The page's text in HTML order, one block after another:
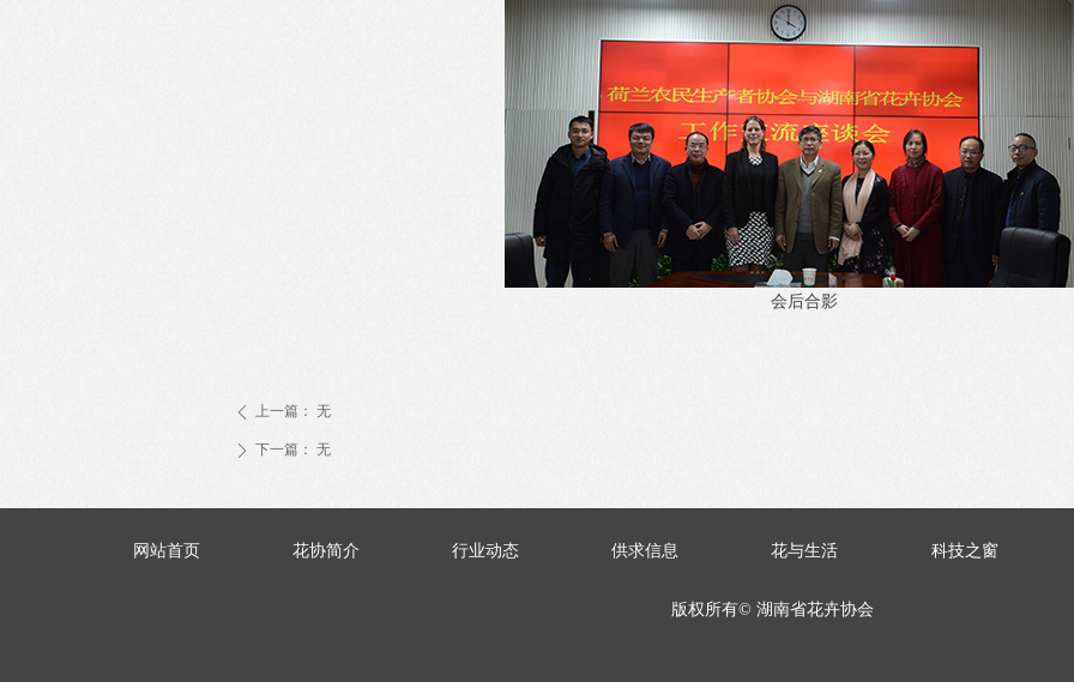
会后合影
ꄴ 上一篇： 无
ꄲ 下一篇： 无
版权所有© 湖南省花卉协会
网站首页 花协简介 行业动态 供求信息 花与生活 科技之窗